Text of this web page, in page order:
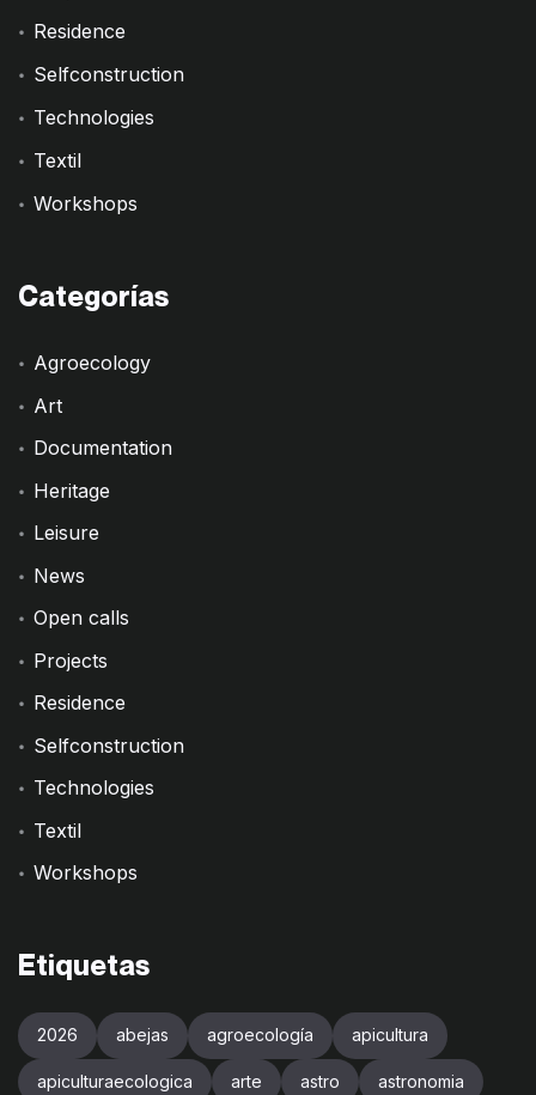
Residence
Selfconstruction
Technologies
Textil
Workshops
Categorías
Agroecology
Art
Documentation
Heritage
Leisure
News
Open calls
Projects
Residence
Selfconstruction
Technologies
Textil
Workshops
Etiquetas
2026 abejas agroecología apicultura
apiculturaecologica arte astro astronomia